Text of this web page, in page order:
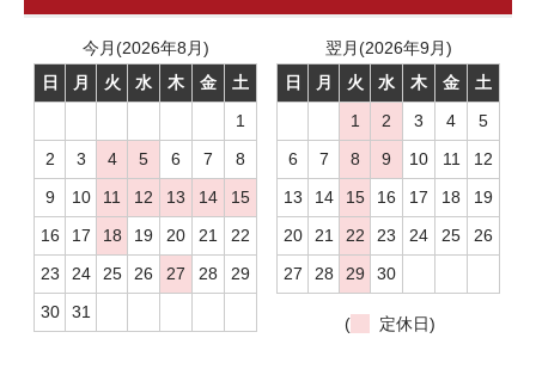
今月(2026年8月)
日
月 火 水 木 金
土
1
2
3 4 5 6 7
8
9
10 11 12 13 14
15
16
17 18 19 20 21
22
23
24 25 26 27 28
29
30
31
翌月(2026年9月)
日
月 火 水 木 金
土
1
2 3 4
5
6
7 8 9 10 11
12
13
14 15 16 17 18
19
20
21 22 23 24 25
26
27
28 29 30
( 定休日)